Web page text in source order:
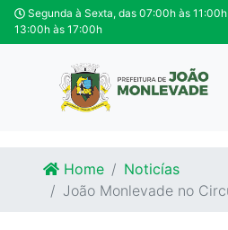
Ir para o conteúdo
Ir para o fim do conteúdo
Segunda à Sexta, das 07:00h às
13:00h às 17:00h
Home
Noticías
João Monlevade no